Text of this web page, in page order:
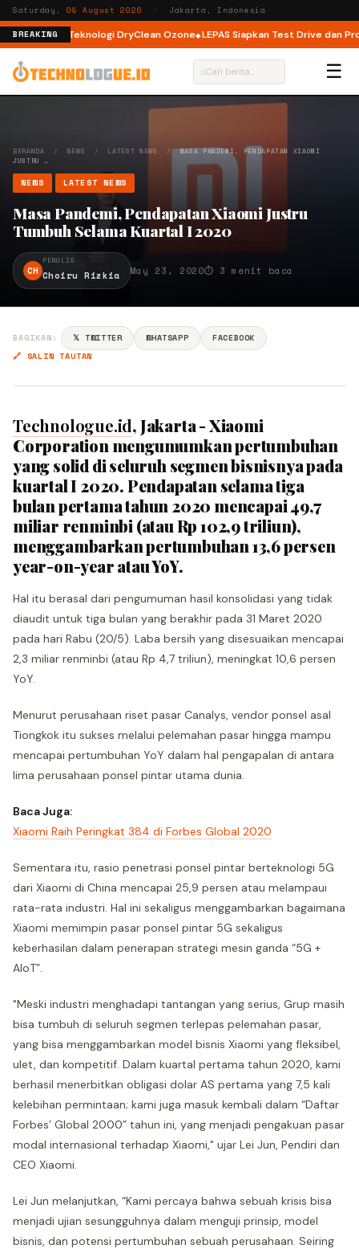
Saturday,08 August 2026 · Jakarta, Indonesia
BREAKING
dengan Teknologi DryClean Ozone LEPAS Siapkan Test Drive dan
⌕ ☰
BERANDA / NEWS / LATEST NEWS /MASA PANDEMI, PENDAPATAN XIAOMI
JUSTRU …
NEWS LATEST NEWS
Masa Pandemi, Pendapatan Xiaomi Justru
Tumbuh Selama Kuartal I 2020
CH
PENULIS
Choiru Rizkia May 23, 2020⏱ 3 menit baca
BAGIKAN: 𝕏 TWITTER WHATSAPP
FACEBOOK
🔗 SALIN TAUTAN
Technologue.id, Jakarta - Xiaomi
Corporation mengumumkan pertumbuhan
yang solid di seluruh segmen bisnisnya pada
kuartal I 2020. Pendapatan selama tiga
bulan pertama tahun 2020 mencapai 49,7
miliar renminbi (atau Rp 102,9 triliun),
menggambarkan pertumbuhan 13,6 persen
year-on-year atau YoY.
Hal itu berasal dari pengumuman hasil konsolidasi yang tidak
diaudit untuk tiga bulan yang berakhir pada 31 Maret 2020
pada hari Rabu (20/5). Laba bersih yang disesuaikan mencapai
2,3 miliar renminbi (atau Rp 4,7 triliun), meningkat 10,6 persen
YoY.
Menurut perusahaan riset pasar Canalys, vendor ponsel asal
Tiongkok itu sukses melalui pelemahan pasar hingga mampu
mencapai pertumbuhan YoY dalam hal pengapalan di antara
lima perusahaan ponsel pintar utama dunia.
Baca Juga:
Xiaomi Raih Peringkat 384 di Forbes Global 2020
Sementara itu, rasio penetrasi ponsel pintar berteknologi 5G
dari Xiaomi di China mencapai 25,9 persen atau melampaui
rata-rata industri. Hal ini sekaligus menggambarkan bagaimana
Xiaomi memimpin pasar ponsel pintar 5G sekaligus
keberhasilan dalam penerapan strategi mesin ganda “5G +
AIoT”.
"Meski industri menghadapi tantangan yang serius, Grup masih
bisa tumbuh di seluruh segmen terlepas pelemahan pasar,
yang bisa menggambarkan model bisnis Xiaomi yang fleksibel,
ulet, dan kompetitif. Dalam kuartal pertama tahun 2020, kami
berhasil menerbitkan obligasi dolar AS pertama yang 7,5 kali
kelebihan permintaan; kami juga masuk kembali dalam “Daftar
Forbes’ Global 2000” tahun ini, yang menjadi pengakuan pasar
modal internasional terhadap Xiaomi," ujar Lei Jun, Pendiri dan
CEO Xiaomi.
Lei Jun melanjutkan, “Kami percaya bahwa sebuah krisis bisa
menjadi ujian sesungguhnya dalam menguji prinsip, model
bisnis, dan potensi pertumbuhan sebuah perusahaan. Seiring